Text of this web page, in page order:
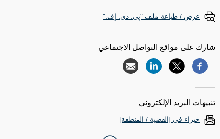
عرض / طباعة ملف "پي. دي. إف."
شارك على مواقع التواصل الاجتماعي
تنبيهات البريد الإلكتروني
خبراء في [القضية / المنطقة]